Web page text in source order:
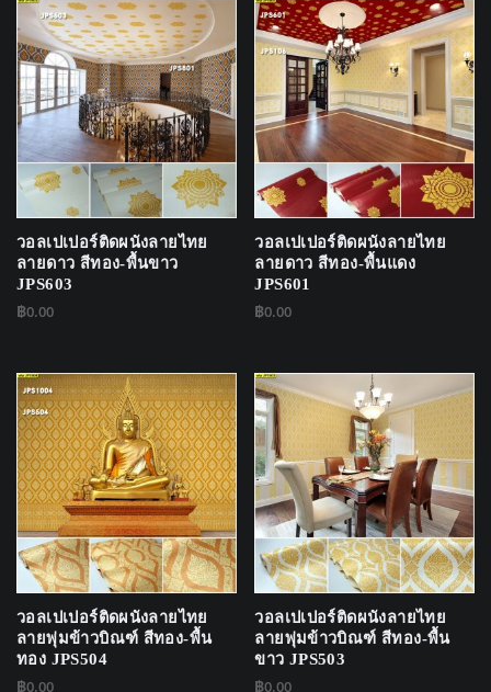
วอลเปเปอร์ติดผนังลายไทย
ลายดาว สีทอง-พื้นขาว
JPS603
฿0.00
วอลเปเปอร์ติดผนังลายไทย
ลายดาว สีทอง-พื้นแดง
JPS601
฿0.00
วอลเปเปอร์ติดผนังลายไทย
ลายพุ่มข้าวบิณฑ์ สีทอง-พื้น
ทอง JPS504
฿0.00
วอลเปเปอร์ติดผนังลายไทย
ลายพุ่มข้าวบิณฑ์ สีทอง-พื้น
ขาว JPS503
฿0.00